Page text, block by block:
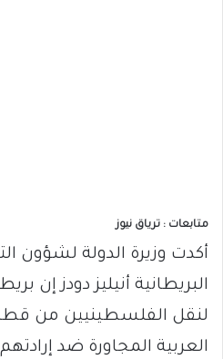
متابعات : ترياق نيوز
أكدت وزيرة الدولة لشؤون
البريطانية أنيليز دودز إن
لنقل الفلسطينيين من
العربية المجاورة ضد